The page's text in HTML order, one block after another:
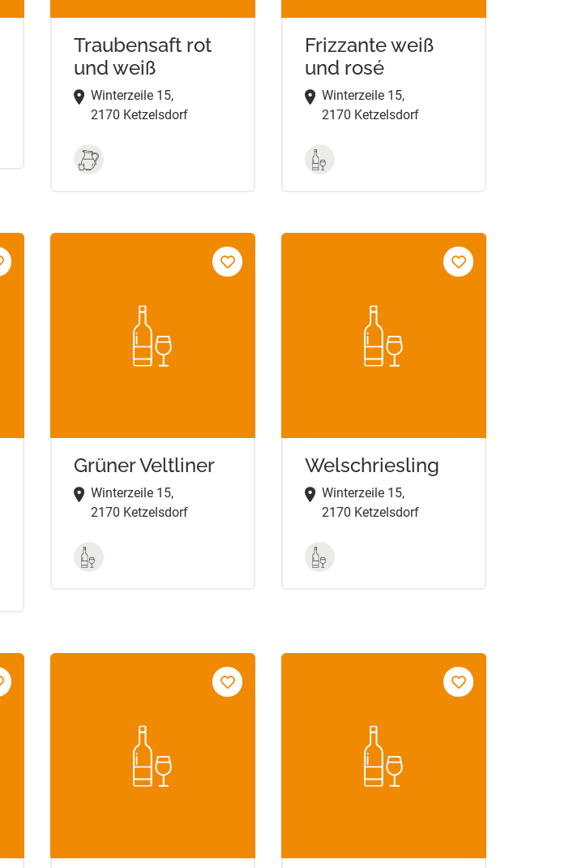
Traubensaft rot
und weiß
Winterzeile 15,
2170 Ketzelsdorf
Frizzante weiß
und rosé
Winterzeile 15,
2170 Ketzelsdorf
Grüner Veltliner
Winterzeile 15,
2170 Ketzelsdorf
Welschriesling
Winterzeile 15,
2170 Ketzelsdorf